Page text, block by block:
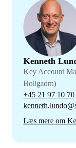
Kenneth
Key Account
Boligadm)
+45 21 97 10 70
Læs mere om